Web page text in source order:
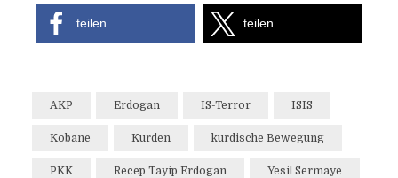
teilen teilen
AKP Erdogan IS-Terror ISIS
Kobane Kurden kurdische Bewegung
PKK Recep Tayip Erdogan Yesil Sermaye